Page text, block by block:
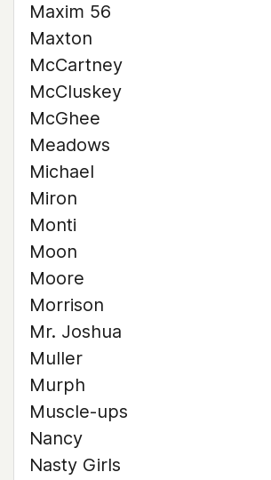
Maxim 56
Maxton
McCartney
McCluskey
McGhee
Meadows
Michael
Miron
Monti
Moon
Moore
Morrison
Mr. Joshua
Muller
Murph
Muscle-ups
Nancy
Nasty Girls